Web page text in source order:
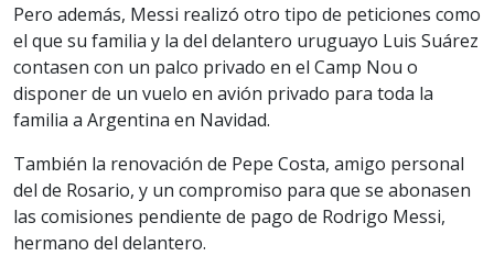
Pero además, Messi realizó otro tipo de peticiones como
el que su familia y la del delantero uruguayo Luis Suárez
contasen con un palco privado en el Camp Nou o
disponer de un vuelo en avión privado para toda la
familia a Argentina en Navidad.
También la renovación de Pepe Costa, amigo personal
del de Rosario, y un compromiso para que se abonasen
las comisiones pendiente de pago de Rodrigo Messi,
hermano del delantero.